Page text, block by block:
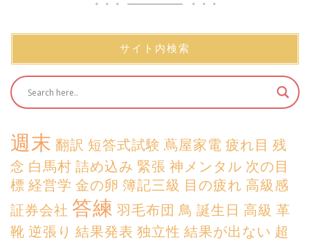
サイト内検索
週末 翻訳 短答式試験 蔦屋家電 疲れ目 残
念 白馬村 詰め込み 緊張 神メンタル 次の目
標 経営学 金の卵 簿記三級 目の疲れ 高級感
証券会社 答練 羽毛布団 鳥 誕生日 高級 革
靴 逆張り 結果発表 独立性 結果が出ない 超